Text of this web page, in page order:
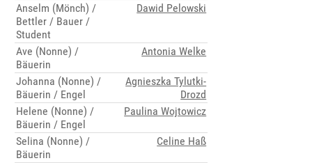
Anselm (Mönch) /
Bettler / Bauer /
Student
Dawid Pelowski
Ave (Nonne) /
Bäuerin
Antonia Welke
Johanna (Nonne) /
Bäuerin / Engel
Agnieszka Tylutki-
Drozd
Helene (Nonne) /
Bäuerin / Engel
Paulina Wojtowicz
Selina (Nonne) /
Bäuerin
Celine Haß